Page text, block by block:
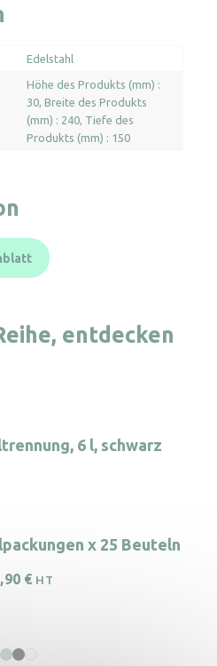
Edelstahl
Höhe des Produkts (mm) :
30 Breite des Produkts
(mm) : 240 Tiefe des
Produkts (mm) : 150
entdecken
6 l, schwarz
x 25 Beuteln
€ HT